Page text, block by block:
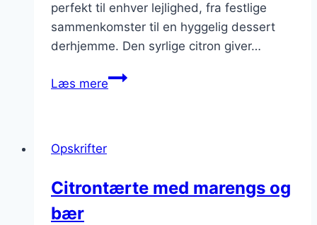
perfekt til enhver lejlighed, fra festlige
sammenkomster til en hyggelig dessert
derhjemme. Den syrlige citron giver…
Læs mereCitrontærte
Opskrifter
Citrontærte med marengs og
bær